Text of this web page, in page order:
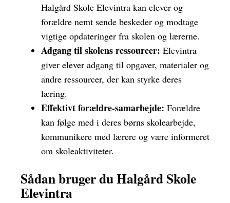
Halgård Skole Elevintra kan elever og
forældre nemt sende beskeder og modtage
vigtige opdateringer fra skolen og lærerne.
Adgang til skolens ressourcer: Elevintra
giver elever adgang til opgaver, materialer og
andre ressourcer, der kan styrke deres
læring.
Effektivt forældre-samarbejde: Forældre
kan følge med i deres børns skolearbejde,
kommunikere med lærere og være informeret
om skoleaktiviteter.
Sådan bruger du Halgård Skole
Elevintra